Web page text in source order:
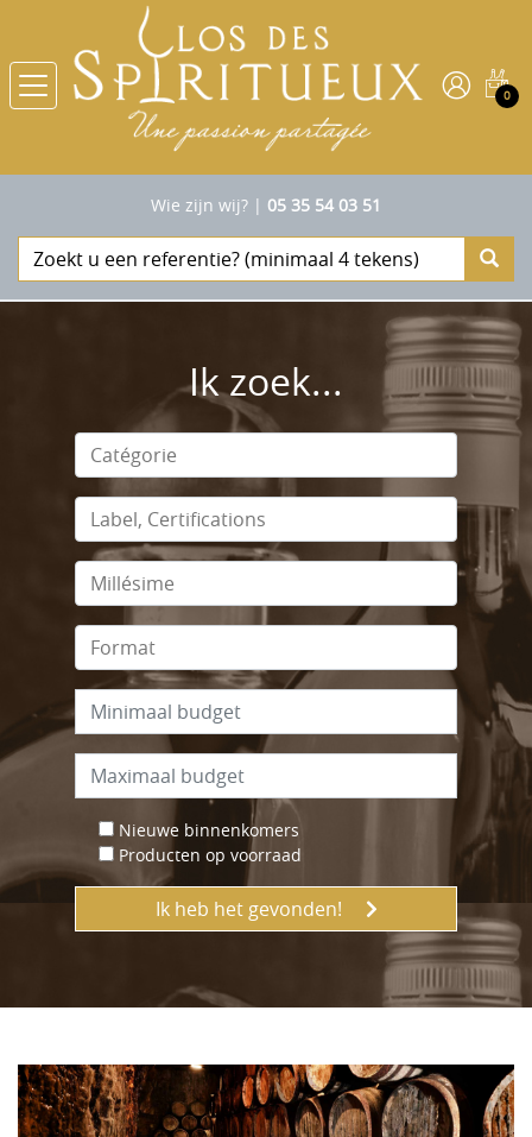
0
Wie zijn wij? | 05 35 54 03 51
Ik zoek...
Nieuwe binnenkomers
Producten op voorraad
Ik heb het gevonden!